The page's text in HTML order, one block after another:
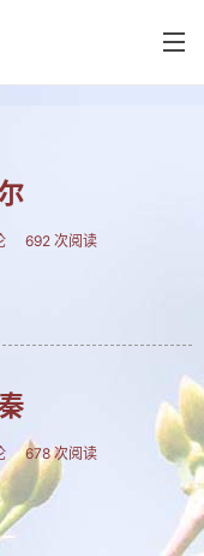
692 次阅读
678 次阅读